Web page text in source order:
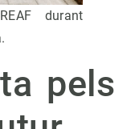
durant
pels